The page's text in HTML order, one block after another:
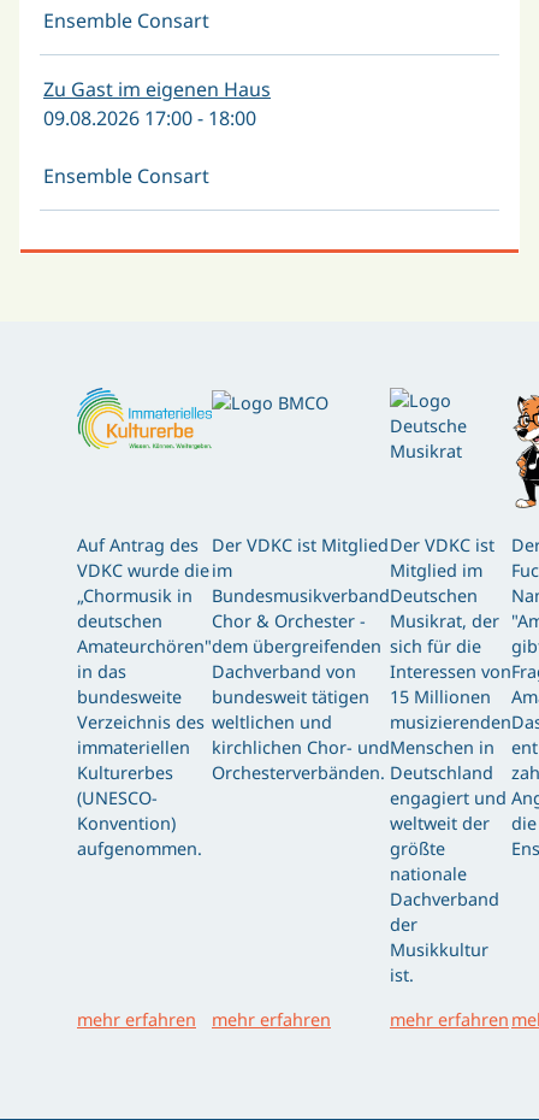
Ensemble Consart
Zu Gast im eigenen Haus
09.08.2026 17:00 - 18:00
Ensemble Consart
Auf Antrag des
VDKC wurde die
„Chormusik in
deutschen
Amateurchören"
in das
bundesweite
Verzeichnis des
immateriellen
Kulturerbes
(UNESCO-
Konvention)
aufgenommen.
mehr erfahren
Der VDKC ist Mitglied
im
Bundesmusikverband
Chor & Orchester -
dem übergreifenden
Dachverband von
bundesweit tätigen
weltlichen und
kirchlichen Chor- und
Orchesterverbänden.
mehr erfahren
Der VDKC ist
Mitglied im
Deutschen
Musikrat, der
sich für die
Interessen von
15 Millionen
musizierenden
Menschen in
Deutschland
engagiert und
weltweit der
größte
nationale
Dachverband
der
Musikkultur
ist.
mehr erfahren
die